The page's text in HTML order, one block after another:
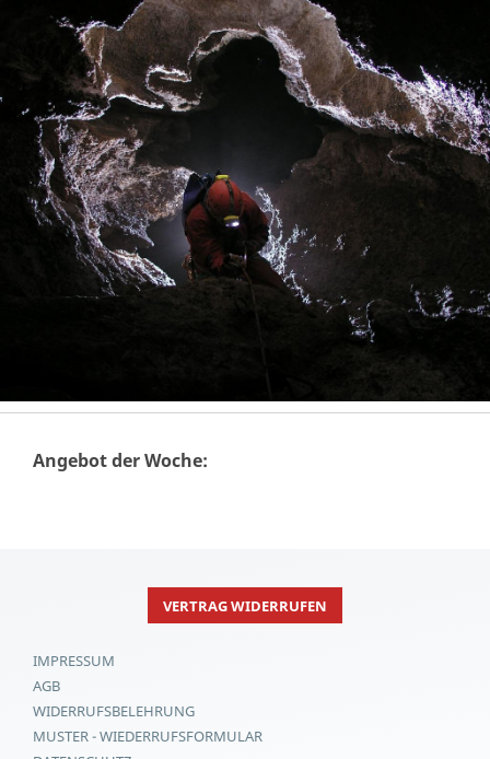
Angebot der Woche:
VERTRAG WIDERRUFEN
IMPRESSUM
AGB
WIDERRUFSBELEHRUNG
MUSTER - WIEDERRUFSFORMULAR